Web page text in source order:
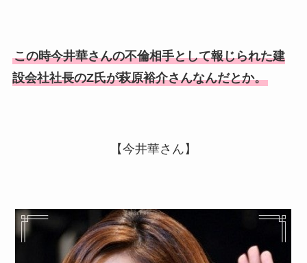
この時今井華さんの不倫相手として報じられた建
設会社社長のZ氏が萩原裕介さんなんだとか。
【今井華さん】